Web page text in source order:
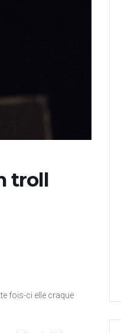
troll
fois-ci elle craque